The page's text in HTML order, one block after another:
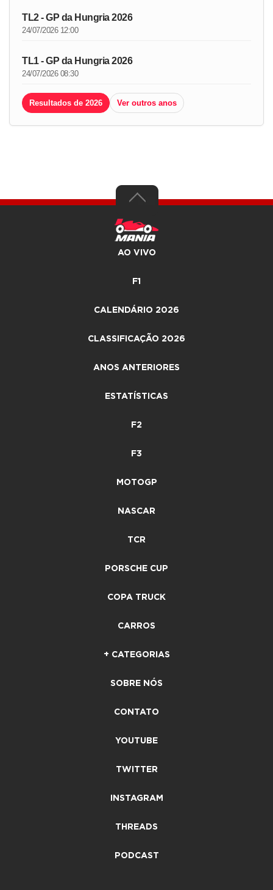
TL2 - GP da Hungria 2026
24/07/2026 12:00
TL1 - GP da Hungria 2026
24/07/2026 08:30
Resultados de 2026 Ver outros anos
AO VIVO
F1
CALENDÁRIO 2026
CLASSIFICAÇÃO 2026
ANOS ANTERIORES
ESTATÍSTICAS
F2
F3
MOTOGP
NASCAR
TCR
PORSCHE CUP
COPA TRUCK
CARROS
+ CATEGORIAS
SOBRE NÓS
CONTATO
YOUTUBE
TWITTER
INSTAGRAM
THREADS
PODCAST